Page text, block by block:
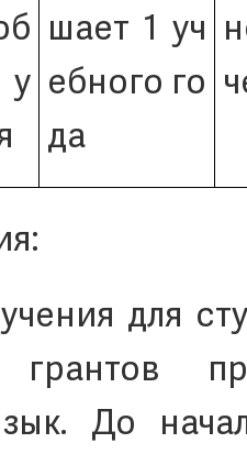
у
шает 1 уч
ебного го
да
для
До